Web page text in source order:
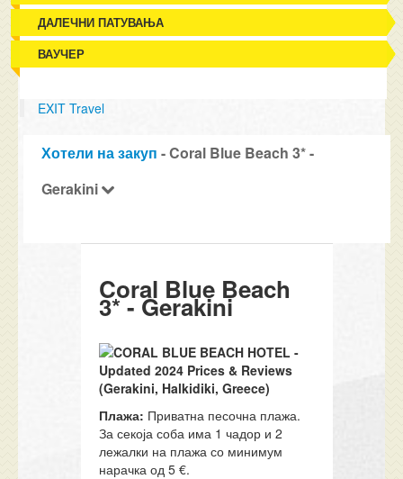
ДАЛЕЧНИ ПАТУВАЊА
ВАУЧЕР
EXIT Travel
Хотели на закуп - Coral Blue Beach 3* -
Gerakini
Coral Blue Beach
3* - Gerakini
Плажа: Приватна песочна плажа.
За секоја соба има 1 чадор и 2
лежалки на плажа со минимум
нарачка од 5 €.